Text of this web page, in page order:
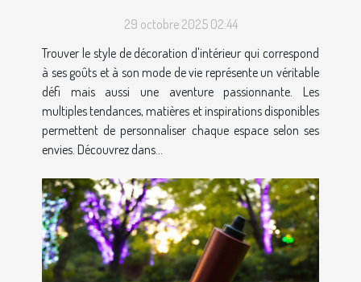
29 octobre 2025 02:44
Trouver le style de décoration d'intérieur qui correspond
à ses goûts et à son mode de vie représente un véritable
défi mais aussi une aventure passionnante. Les
multiples tendances, matières et inspirations disponibles
permettent de personnaliser chaque espace selon ses
envies. Découvrez dans...